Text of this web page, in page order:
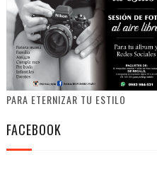
PARA ETERNIZAR TU ESTILO
FACEBOOK